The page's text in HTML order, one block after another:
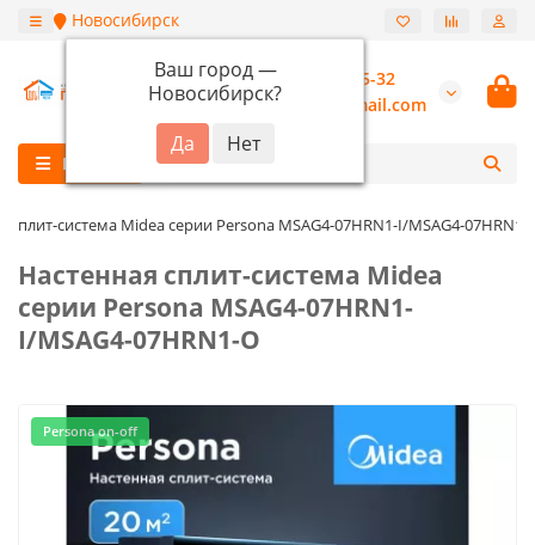
Новосибирск
Ваш город —
Новосибирск?
+7 (913) 987-55-32
burannsk@gmail.com
Каталог
сплит-система Midea серии Persona MSAG4-07HRN1-I/MSAG4-07HRN1-
Настенная сплит-система Midea
серии Persona MSAG4-07HRN1-
I/MSAG4-07HRN1-O
Persona on-off